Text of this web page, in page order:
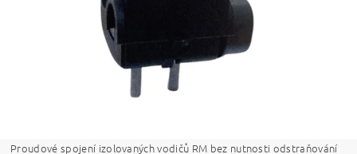
Proudové spojení izolovaných vodičů RM bez nutnosti odstraňování